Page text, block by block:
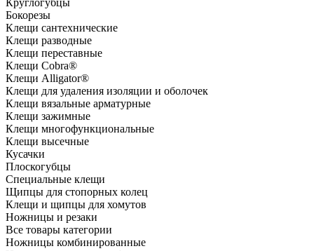
Круглогубцы
Бокорезы
Клещи сантехнические
Клещи разводные
Клещи переставные
Клещи Cobra®
Клещи Alligator®
Клещи для удаления изоляции и оболочек
Клещи вязальные арматурные
Клещи зажимные
Клещи многофункциональные
Клещи высечные
Кусачки
Плоскогубцы
Специальные клещи
Щипцы для стопорных колец
Клещи и щипцы для хомутов
Ножницы и резаки
Все товары категории
Ножницы комбинированные